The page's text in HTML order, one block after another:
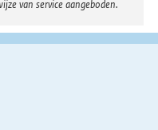
van service aangeboden.